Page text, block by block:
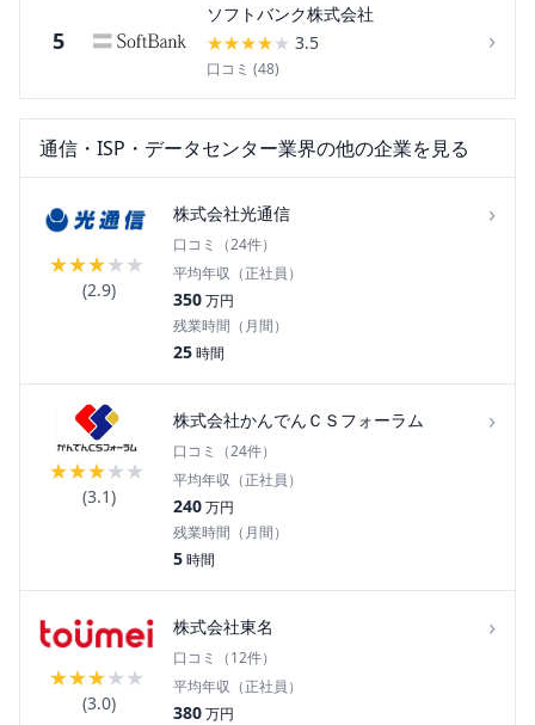
5
ソフトバンク株式会社
★★★★★ 3.5
口コミ (48)
›
通信・ISP・データセンター業界の他の企業を見る
★★★★★
(2.9)
株式会社光通信 ›
口コミ（24件）
平均年収（正社員）
350万円
残業時間（月間）
25時間
★★★★★
(3.1)
株式会社かんでんＣＳフォーラム ›
口コミ（24件）
平均年収（正社員）
240万円
残業時間（月間）
5時間
★★★★★
(3.0)
株式会社東名 ›
口コミ（12件）
平均年収（正社員）
380万円